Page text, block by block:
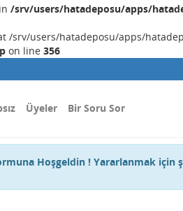
/srv/users/hatadeposu/apps/
srv/users/hatadeposu/apps/
on line 356
Üyeler Bir Soru Sor
Hoşgeldin ! Yararlanmak için